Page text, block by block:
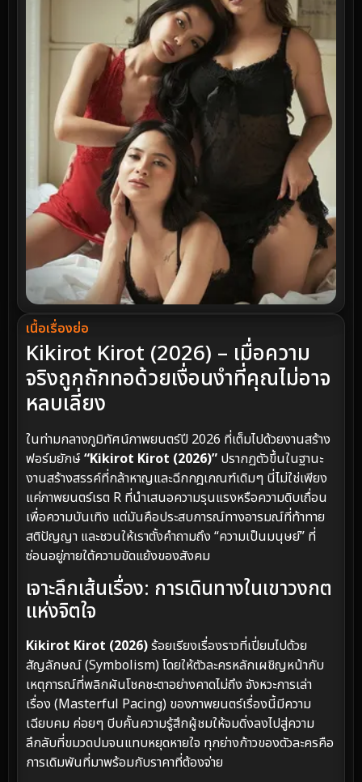
เนื้อเรื่องย่อ
Kikirot Kirot (2026) – เมื่อความ
จริงถูกถักทอด้วยเงื่อนงำที่คุณไม่อาจ
หลบเลี่ยง
ในท่ามกลางภูมิทัศน์ภาพยนตร์ปี 2026 ที่เต็มไปด้วยงานสร้าง
ฟอร์มยักษ์“Kikirot Kirot (2026)” ปรากฏตัวขึ้นในฐานะ
งานสร้างสรรค์ที่กล้าหาญและฉีกกฎเกณฑ์เดิมๆ นี่ไม่ใช่เพียง
แค่ภาพยนตร์เรต R ที่นำเสนอความรุนแรงหรือความดิบเถื่อน
เพื่อความบันเทิง แต่มันคือประสบการณ์ทางอารมณ์ที่ท้าทาย
สติปัญญา และชวนให้เราตั้งคำถามถึง “ความเป็นมนุษย์” ที่
ซ่อนอยู่ภายใต้ความขัดแย้งของสังคม
เจาะลึกเส้นเรื่อง: การเดินทางในเขาวงกต
แห่งจิตใจ
Kikirot Kirot (2026)ร้อยเรียงเรื่องราวที่เปี่ยมไปด้วย
สัญลักษณ์ (Symbolism) โดยให้ตัวละครหลักเผชิญหน้ากับ
เหตุการณ์ที่พลิกผันโชคชะตาอย่างคาดไม่ถึง จังหวะการเล่า
เรื่อง (Masterful Pacing) ของภาพยนตร์เรื่องนี้มีความ
เฉียบคม ค่อยๆ บีบคั้นความรู้สึกผู้ชมให้จมดิ่งลงไปสู่ความ
ลึกลับที่ขมวดปมจนแทบหยุดหายใจ ทุกย่างก้าวของตัวละครคือ
การเดิมพันที่มาพร้อมกับราคาที่ต้องจ่าย